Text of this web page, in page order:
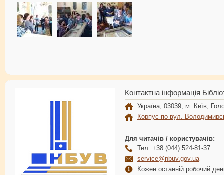
Контактна інформація
Україна, 03039, м. Київ,
Корпус по вул.
Для читачів / користувачів:
Тел: +38 (044) 524-81-37
service@nbuv.gov.ua
Кожен останній робочий